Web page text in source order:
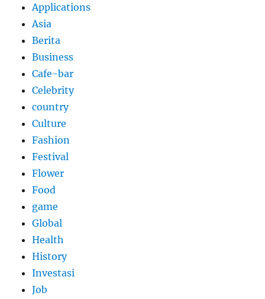
Applications
Asia
Berita
Business
Cafe-bar
Celebrity
country
Culture
Fashion
Festival
Flower
Food
game
Global
Health
History
Investasi
Job